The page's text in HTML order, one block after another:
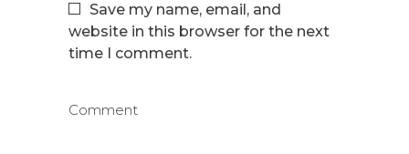
Save my name, email, and
website in this browser for the next
time I comment.
Comment